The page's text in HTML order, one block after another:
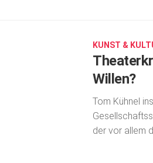
KUNST &
Willen?
Tom Kühnel
der vor allem